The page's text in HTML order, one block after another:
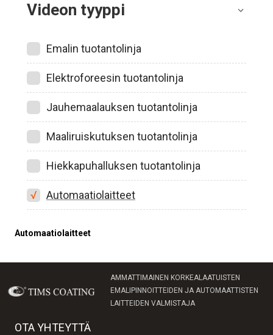
Videon tyyppi
Emalin tuotantolinja
Elektroforeesin tuotantolinja
Jauhemaalauksen tuotantolinja
Maaliruiskutuksen tuotantolinja
Hiekkapuhalluksen tuotantolinja
Automaatiolaitteet
Automaatiolaitteet
AMMATTIMAINEN KORKEALAATUISTEN
EMALIPINNOITTEIDEN JA AUTOMAATTISTEN
LAITTEIDEN VALMISTAJA
OTA YHTEYTTÄ